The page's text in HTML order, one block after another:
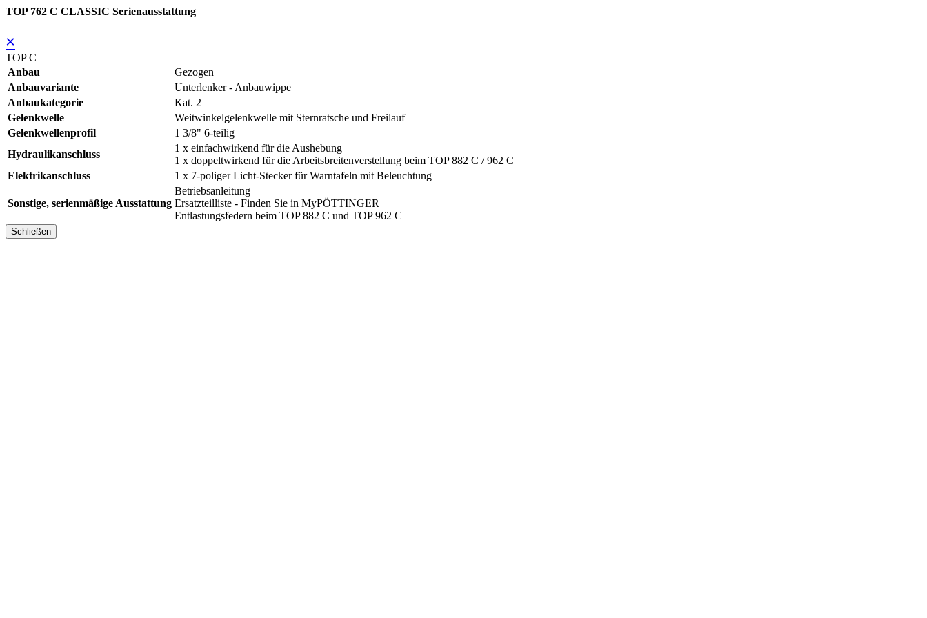
TOP 762 C CLASSIC Serienausstattung
×
TOP C
Anbau
Gezogen
Anbauvariante
Unterlenker - Anbauwippe
Anbaukategorie
Kat. 2
Gelenkwelle
Weitwinkelgelenkwelle mit Sternratsche und Freilauf
Gelenkwellenprofil
1 3/8" 6-teilig
Hydraulikanschluss
1 x einfachwirkend für die Aushebung
1 x doppeltwirkend für die Arbeitsbreitenverstellung beim TOP 882 C / 962 C
Elektrikanschluss
1 x 7-poliger Licht-Stecker für Warntafeln mit Beleuchtung
Sonstige, serienmäßige Ausstattung
Betriebsanleitung
Ersatzteilliste - Finden Sie in MyPÖTTINGER
Entlastungsfedern beim TOP 882 C und TOP 962 C
Schließen